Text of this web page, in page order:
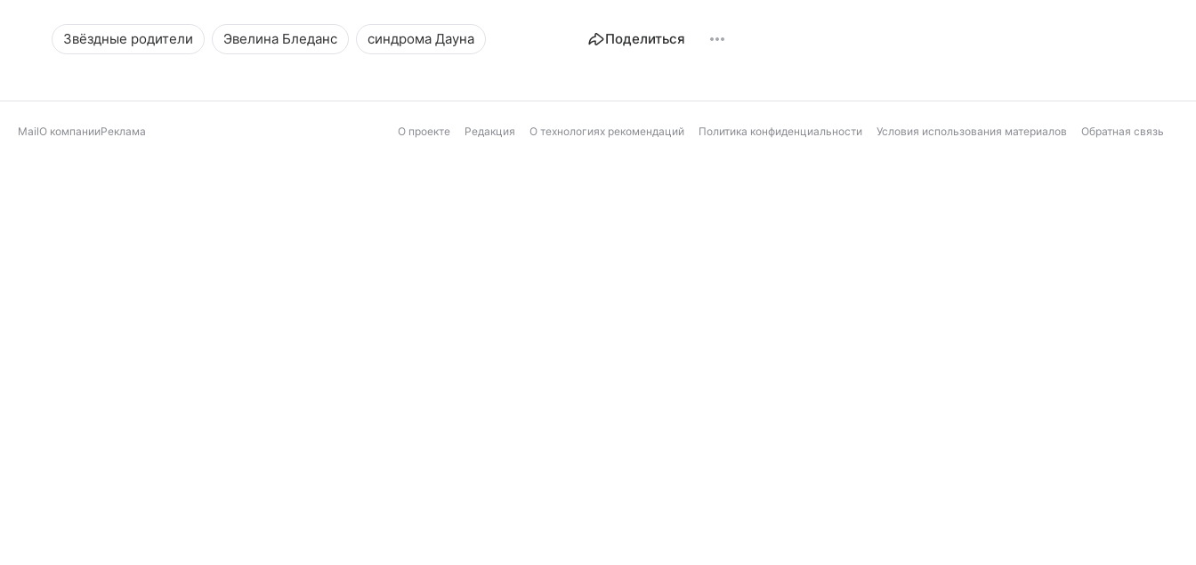
Звёздные родители Эвелина Блeданс синдрома Дауна Поделиться
MailО компанииРеклама О проекте Редакция О технологиях рекомендаций Политика конфиденциальности Условия использования материалов Обратная связь